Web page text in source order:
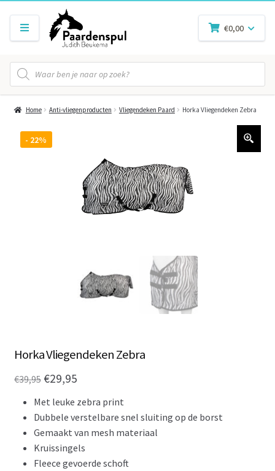
Producten
zoeken
€0,00
Home Anti-vliegenproducten Vliegendeken Paard Horka Vliegendeken Zebra
- 22%
Horka Vliegendeken Zebra
€39,95 Oorspronkelijke
prijs
was:
€39,95.
€29,95Huidige
prijs
is:
€29,95.
Met leuke zebra print
Dubbele verstelbare snel sluiting op de borst
Gemaakt van mesh materiaal
Kruissingels
Fleece gevoerde schoft